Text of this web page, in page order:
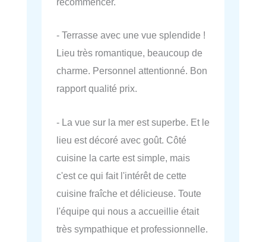
- Terrasse avec une vue splendide !
Lieu très romantique, beaucoup de
charme. Personnel attentionné. Bon
rapport qualité prix.
- La vue sur la mer est superbe. Et le
lieu est décoré avec goût. Côté
cuisine la carte est simple, mais
c'est ce qui fait l'intérêt de cette
cuisine fraîche et délicieuse. Toute
l'équipe qui nous a accueillie était
très sympathique et professionnelle.